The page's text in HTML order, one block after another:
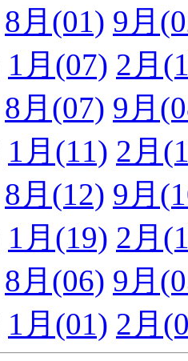
8月(01) 9月
1月(07) 2月
8月(07) 9月
1月(11) 2月
8月(12) 9月
1月(19) 2月
8月(06) 9月
1月(01) 2月